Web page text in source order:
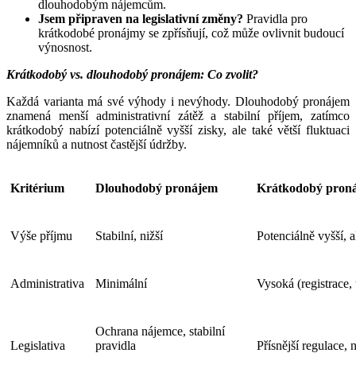
dlouhodobým nájemcům.
Jsem připraven na legislativní změny? Pravidla pro
krátkodobé pronájmy se zpřísňují, což může ovlivnit budoucí
výnosnost.
Krátkodobý vs. dlouhodobý pronájem: Co zvolit?
Každá varianta má své výhody i nevýhody. Dlouhodobý pronájem
znamená menší administrativní zátěž a stabilní příjem, zatímco
krátkodobý nabízí potenciálně vyšší zisky, ale také větší fluktuaci
nájemníků a nutnost častější údržby.
Kritérium Dlouhodobý pronájem Krátkodobý
Výše příjmu Stabilní, nižší Potenciálně vyšší,
Administrativa Minimální Vysoká
Legislativa
Ochrana nájemce, stabilní
pravidla
Přísnější regulace,